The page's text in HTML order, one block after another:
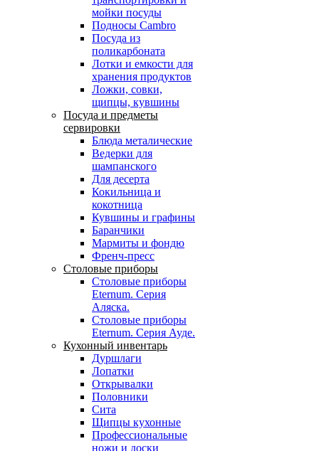
мойки посуды
Подносы Cambro
Посуда из
поликарбоната
Лотки и емкости для
хранения продуктов
Ложки, совки,
щипцы, кувшины
Посуда и предметы
сервировки
Блюда металические
Ведерки для
шампанского
Для десерта
Кокильница и
кокотница
Кувшины и графины
Баранчики
Мармиты и фондю
Френч-пресс
Столовые приборы
Столовые приборы
Eternum. Серия
Аляска.
Столовые приборы
Eternum. Серия Ауде.
Кухонный инвентарь
Дуршлаги
Лопатки
Открывалки
Половники
Сита
Щипцы кухонные
Профессиональные
ножи и доски